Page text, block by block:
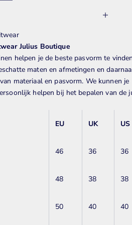
Julius Boutique
helpen je de beste pasvorm te
maten en afmetingen en
materiaal en pasvorm. We kunnen je
helpen bij het bepalen van de
EU UK US
46 36 36
48 38 38
50 40 40